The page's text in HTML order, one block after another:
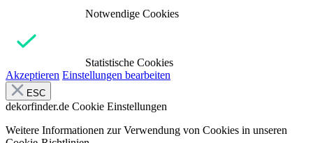
Notwendige Cookies
Statistische Cookies
Akzeptieren Einstellungen bearbeiten
ESC
dekorfinder.de Cookie Einstellungen
Weitere Informationen zur Verwendung von Cookies in unseren